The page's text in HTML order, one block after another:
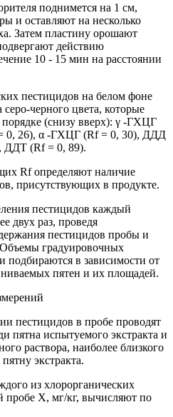
поднимется на 1 см,
и оставляют на несколько
Затем пластину орошают
действию
10 - 15 мин на расстоянии
пестицидов на белом фоне
черного цвета, которые
(снизу вверх): γ -ГХЦГ
0, 26), α -ГХЦГ (Rf = 0, 30), ДДД
ДДТ (Rf = 0, 89).
Rf определяют наличие
присутствующих в продукте.
пестицидов каждый
двух раз, проведя
пестицидов пробы и
градуировочных
подбираются в зависимости от
пятен и их площадей.
пестицидов в пробе проводят
пятна испытуемого экстракта и
раствора, наиболее близкого
экстракта.
из хлорорганических
пробе X, мг/кг, вычисляют по